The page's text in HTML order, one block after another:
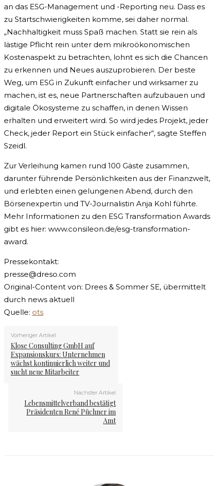
an das ESG-Management und -Reporting neu. Dass es
zu Startschwierigkeiten komme, sei daher normal.
„Nachhaltigkeit muss Spaß machen. Statt sie rein als
lästige Pflicht rein unter dem mikroökonomischen
Kostenaspekt zu betrachten, lohnt es sich die Chancen
zu erkennen und Neues auszuprobieren. Der beste
Weg, um ESG in Zukunft einfacher und wirksamer zu
machen, ist es, neue Partnerschaften aufzubauen und
digitale Ökosysteme zu schaffen, in denen Wissen
erhalten und erweitert wird. So wird jedes Projekt, jeder
Check, jeder Report ein Stück einfacher“, sagte Steffen
Szeidl.
Zur Verleihung kamen rund 100 Gäste zusammen,
darunter führende Persönlichkeiten aus der Finanzwelt,
und erlebten einen gelungenen Abend, durch den
Börsenexpertin und TV-Journalistin Anja Kohl führte.
Mehr Informationen zu den ESG Transformation Awards
gibt es hier: www.consileon.de/esg-transformation-
award.
Pressekontakt:
presse@dreso.com
Original-Content von: Drees & Sommer SE, übermittelt
durch news aktuell
Quelle: ots
Vorheriger Artikel
Klose Consulting GmbH auf
Expansionskurs: Unternehmen
wächst kontinuierlich weiter und
sucht neue Mitarbeiter
Nächster Artikel
Lebensmittelverband bestätigt
Präsidenten René Püchner im
Amt